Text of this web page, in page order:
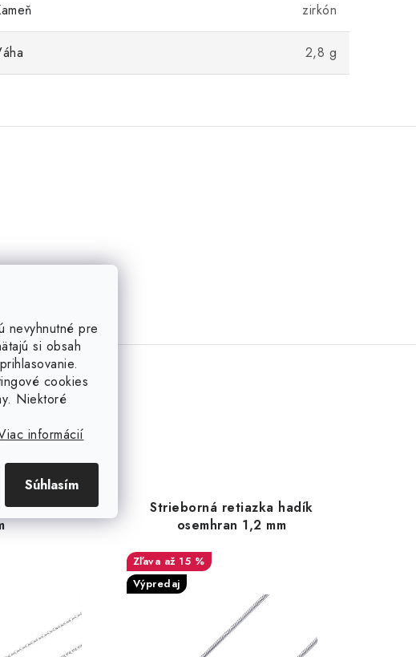
nevyhnutné pre
si obsah
cookies
Niektoré
informácií
Súhlasím
zirkón
2,8 g
retiazka 1,2
Strieborná retiazka hadík
osemhran 1,2 mm
až 15 %
Výpredaj